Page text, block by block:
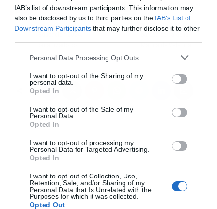
IAB’s list of downstream participants. This information may
also be disclosed by us to third parties on the IAB’s List of
Downstream Participants that may further disclose it to other
Personal Data Processing Opt Outs
I want to opt-out of the Sharing of my
personal data.
Opted In
I want to opt-out of the Sale of my
Personal Data.
Opted In
I want to opt-out of processing my
Personal Data for Targeted Advertising.
Opted In
I want to opt-out of Collection, Use,
Retention, Sale, and/or Sharing of my
Personal Data that Is Unrelated with the
Purposes for which it was collected.
Opted Out
Todos los detalles del III
Congreso de
Oposiciones de
organizado por
Opospills
Cireval Electrónica y su
servicio de
mantenimiento de
Marina de Valencia